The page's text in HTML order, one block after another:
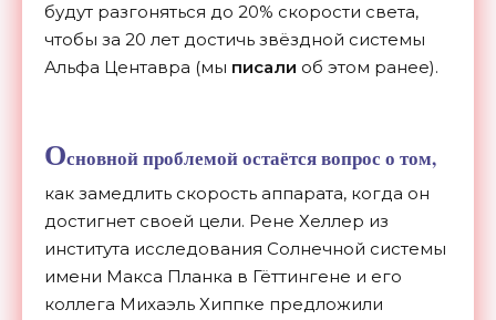
будут разгоняться до 20% скорости света,
чтобы за 20 лет достичь звёздной системы
Альфа Центавра (мы писали об этом ранее).
Основной проблемой остаётся вопрос о том,
как замедлить скорость аппарата, когда он
достигнет своей цели. Рене Хеллер из
института исследования Солнечной системы
имени Макса Планка в Гёттингене и его
коллега Михаэль Хиппке предложили